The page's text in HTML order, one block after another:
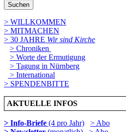
Suchen
> WILLKOMMEN
> MITMACHEN
> 30 JAHRE Wir sind Kirche
> Chroniken
> Worte der Ermutigung
> Tagung in Nürnberg
> International
> SPENDENBITTE
AKTUELLE INFOS
> Info-Briefe (4 pro Jahr)
> Abo